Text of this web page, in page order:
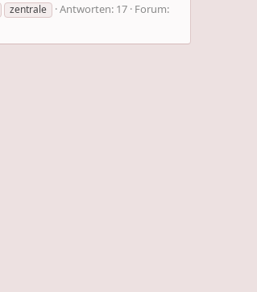
zentrale Antworten: 17 Forum: